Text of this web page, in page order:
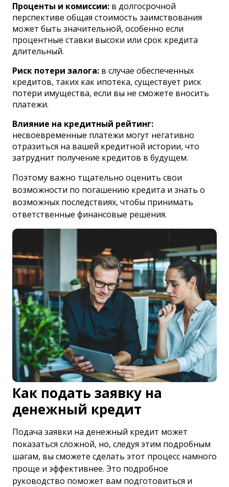
Проценты и комиссии: в долгосрочной
перспективе общая стоимость заимствования
может быть значительной, особенно если
процентные ставки высоки или срок кредита
длительный.
Риск потери залога: в случае обеспеченных
кредитов, таких как ипотека, существует риск
потери имущества, если вы не сможете вносить
платежи.
Влияние на кредитный рейтинг:
несвоевременные платежи могут негативно
отразиться на вашей кредитной истории, что
затруднит получение кредитов в будущем.
Поэтому важно тщательно оценить свои
возможности по погашению кредита и знать о
возможных последствиях, чтобы принимать
ответственные финансовые решения.
Как подать заявку на
денежный кредит
Подача заявки на денежный кредит может
показаться сложной, но, следуя этим подробным
шагам, вы сможете сделать этот процесс намного
проще и эффективнее. Это подробное
руководство поможет вам подготовиться и